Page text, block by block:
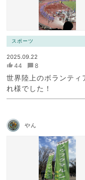
スポーツ
2025.09.22
44 8
世界陸上のボランティ
れ様でした！
やん